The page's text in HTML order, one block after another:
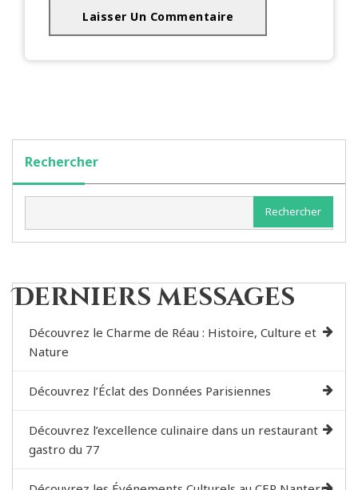
Rechercher
Rechercher
Derniers messages
Découvrez le Charme de Réau : Histoire, Culture et
Nature
Découvrez l’Éclat des Données Parisiennes
Découvrez l’excellence culinaire dans un restaurant
gastro du 77